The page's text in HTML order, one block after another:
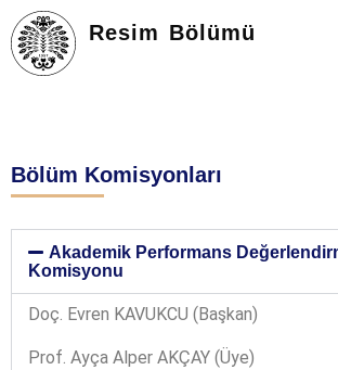
Resim Bölümü
EĞITIM – ÖĞRETIM
TOPLUMA KATKI
KALITE
BAŞVURU VE KABUL
Bölüm Komisyonları
Akademik Performans
Komisyonu
Doç. Evren KAVUKCU (Başkan)
Prof. Ayça Alper AKÇAY (Üye)